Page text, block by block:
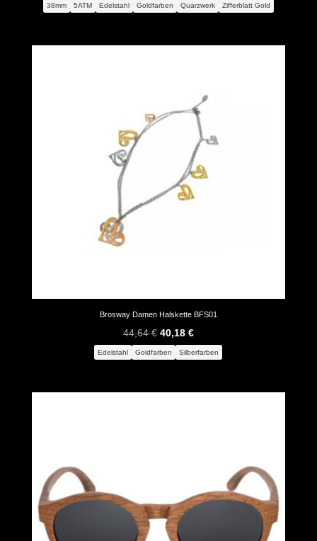
38mm 5ATM Edelstahl Goldfarben Quarzwerk Zifferblatt Gold
Brosway Damen Halskette BFS01
44,64€ Ursprünglicher
Preis
40,18 €Aktueller
Preis
Edelstahl Goldfarben Silberfarben